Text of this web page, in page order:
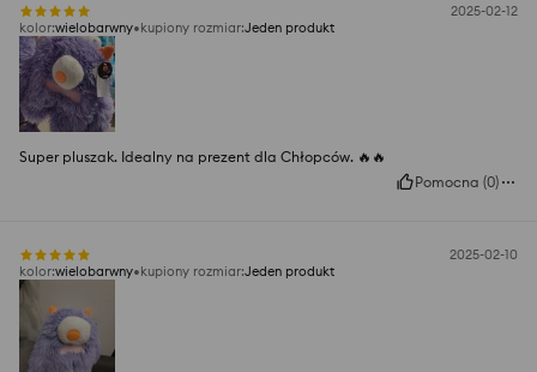
2025-02-12
kolor:wielobarwny kupiony rozmiar:Jeden produkt
Super pluszak. Idealny na prezent dla Chłopców. 🔥🔥
Pomocna (0)
2025-02-10
kolor:wielobarwny kupiony rozmiar:Jeden produkt